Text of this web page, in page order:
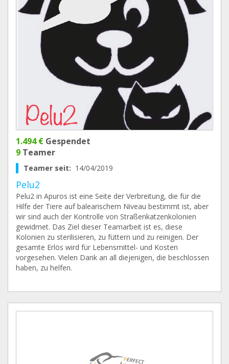
1.494 € Gespendet
9 Teamer
Teamer seit: 14/04/2019
Pelu2
Pelu2 in Apuros ist eine Seite der Verbreitung, die für die
Hilfe der Tiere auf balearischem Niveau bestimmt ist, aber
wir sind auch der Kontrolle von Straßenkatzenkolonien
gewidmet. Das Ziel dieser Teamarbeit ist es, diese
Kolonien zu sterilisieren, zu füttern und zu reinigen. Der
gesamte Erlös wird für Lebensmittel- und Kosten
vorgesehen. Vielen Dank an all diejenigen, die beschlossen
haben, zu helfen.